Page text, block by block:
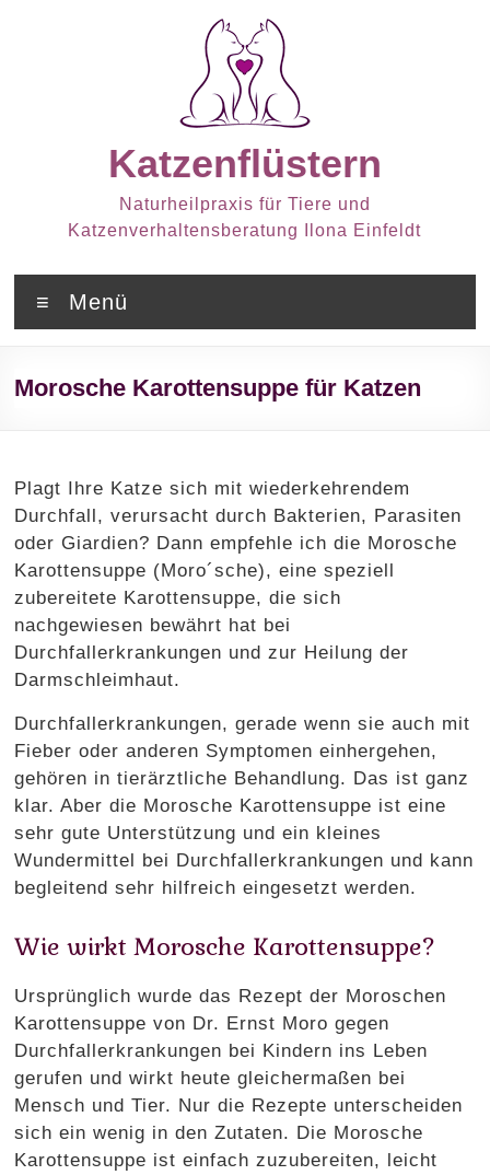
Katzenflüstern
Naturheilpraxis für Tiere und
Katzenverhaltensberatung Ilona Einfeldt
Menü
Morosche Karottensuppe für Katzen
Plagt Ihre Katze sich mit wiederkehrendem
Durchfall, verursacht durch Bakterien, Parasiten
oder Giardien? Dann empfehle ich die Morosche
Karottensuppe (Moro´sche), eine speziell
zubereitete Karottensuppe, die sich
nachgewiesen bewährt hat bei
Durchfallerkrankungen und zur Heilung der
Darmschleimhaut.
Durchfallerkrankungen, gerade wenn sie auch mit
Fieber oder anderen Symptomen einhergehen,
gehören in tierärztliche Behandlung. Das ist ganz
klar. Aber die Morosche Karottensuppe ist eine
sehr gute Unterstützung und ein kleines
Wundermittel bei Durchfallerkrankungen und kann
begleitend sehr hilfreich eingesetzt werden.
Wie wirkt Morosche Karottensuppe?
Ursprünglich wurde das Rezept der Moroschen
Karottensuppe von Dr. Ernst Moro gegen
Durchfallerkrankungen bei Kindern ins Leben
gerufen und wirkt heute gleichermaßen bei
Mensch und Tier. Nur die Rezepte unterscheiden
sich ein wenig in den Zutaten. Die Morosche
Karottensuppe ist einfach zuzubereiten, leicht